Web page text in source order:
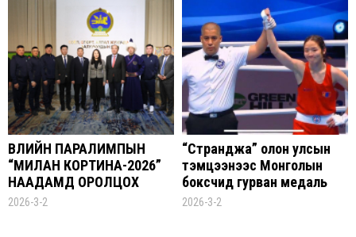
ӨВЛИЙН ПАРАЛИМПЫН
“МИЛАН КОРТИНА-2026”
НААДАМД ОРОЛЦОХ
МОНГОЛЫН БАГ
2026-3-2
“Странджа” олон улсын
тэмцээнээс Монголын
боксчид гурван медаль
хүртлээ
2026-3-2